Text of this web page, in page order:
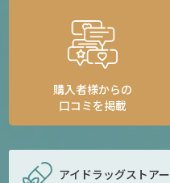
購入者様からの
口コミを掲載
アイドラッグストアー